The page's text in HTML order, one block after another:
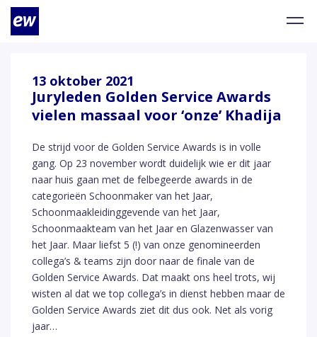
13 oktober 2021
Juryleden Golden Service Awards
vielen massaal voor ‘onze’ Khadija
De strijd voor de Golden Service Awards is in volle
gang. Op 23 november wordt duidelijk wie er dit jaar
naar huis gaan met de felbegeerde awards in de
categorieën Schoonmaker van het Jaar,
Schoonmaakleidinggevende van het Jaar,
Schoonmaakteam van het Jaar en Glazenwasser van
het Jaar. Maar liefst 5 (!) van onze genomineerden
collega’s & teams zijn door naar de finale van de
Golden Service Awards. Dat maakt ons heel trots, wij
wisten al dat we top collega’s in dienst hebben maar de
Golden Service Awards ziet dit dus ook. Net als vorig
jaar…